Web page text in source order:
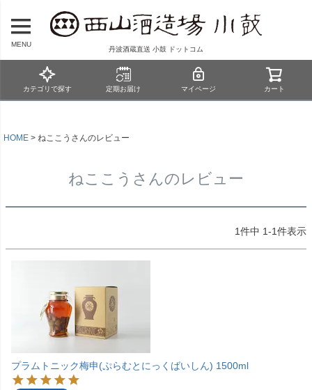
MENU
丹波酒蔵直送 小鼓 ドットコム
カテゴリで探す 定期お届け マイページ カート
HOME ねここうさんのレビュー
ねここうさんのレビュー
1件中 1-1件表示
プラムトニック梅申(ぷらむとにっくばいしん) 1500ml